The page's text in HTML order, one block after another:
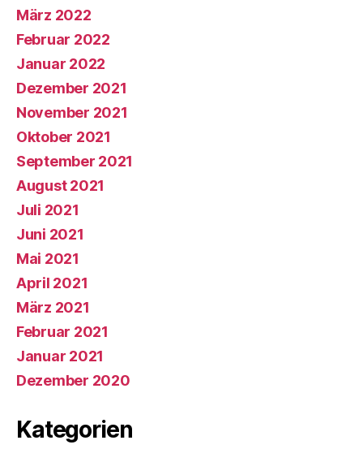
März 2022
Februar 2022
Januar 2022
Dezember 2021
November 2021
Oktober 2021
September 2021
August 2021
Juli 2021
Juni 2021
Mai 2021
April 2021
März 2021
Februar 2021
Januar 2021
Dezember 2020
Kategorien